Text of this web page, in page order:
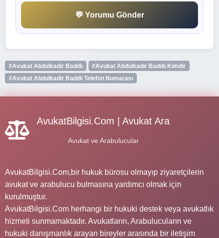
💬 Yorumu Gönder
#Avukat Abdulkadir Badıllı
#Avukat Abdulkadir Badıllı Kimdir
#Avukat Abdulkadir Badıllı Telefon Numarası
AvukatBilgisi.Com | Avukat Ara
Avukat ve Arabulucular
AvukatBilgisi.Com,bir hukuk bürosu olmayıp ziyaretçilerin
avukat ve arabulucu bulmasına yardımcı olmak için
kurulmuştur.
AvukatBilgisi.Com herhangi bir hukuki destek veya avukatlık
hizmeti sunmamaktadır. Avukatların, Arabulucuların ve
hukuki danışmanlık arayan bireyler arasında bir iletişim